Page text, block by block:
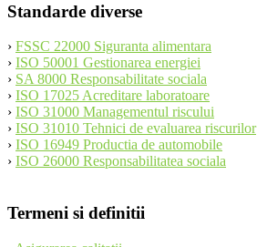
Standarde diverse
› FSSC 22000 Siguranta alimentara
› ISO 50001 Gestionarea energiei
› SA 8000 Responsabilitate sociala
› ISO 17025 Acreditare laboratoare
› ISO 31000 Managementul riscului
› ISO 31010 Tehnici de evaluarea riscurilor
› ISO 16949 Productia de automobile
› ISO 26000 Responsabilitatea sociala
Termeni si definitii